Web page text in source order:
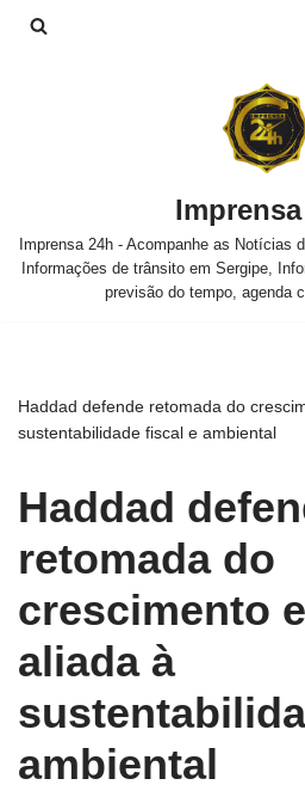
Imprensa 24h - Acompanhe as Notícias
Informações de trânsito em Sergipe,
previsão do tempo, agenda
Haddad defende retomada do
sustentabilidade fiscal e ambiental
Haddad
retomada do
crescimento
aliada à
ambiental